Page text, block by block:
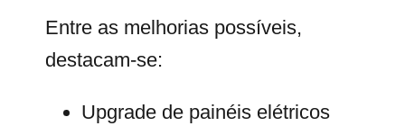
Entre as melhorias possíveis,
destacam-se:
Upgrade de painéis elétricos